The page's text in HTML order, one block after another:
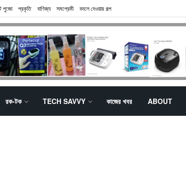
পুজো প্রকৃতি বাণিজ্য সমপ্রেমী বদলে দেওয়ার গল্প
রক-টক TECH SAVVY কাজের খবর ABOUT